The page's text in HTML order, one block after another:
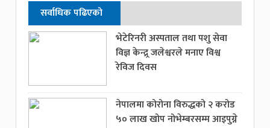
सर्वाधिक पढिएको
भेटेरिनरी अस्पताल तथा पशु सेवा
विज्ञ केन्द्र्र जलेश्वरले मनाए विश्व
रेविज दिवस
नेपालमा कोरोना विरुद्धको २ करोड
५० लाख खोप नोभेम्बरसम्म आइपुग्ने